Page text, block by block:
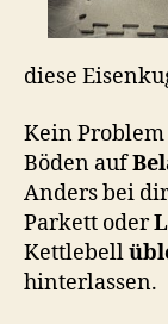
diese
Kein
Böden auf
Anders bei
Parkett oder
Kettlebell
hinterlassen.